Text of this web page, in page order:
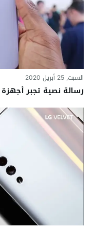
السبت, 25 أبريل 2020
رسالة نصية تجبر